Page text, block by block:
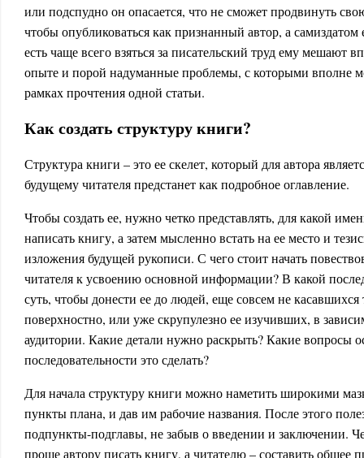
или подспудно он опасается, что не сможет продвинуть
чтобы опубликоваться как признанный автор, а самиздатом
есть чаще всего взяться за писательский труд ему мешают
опыте и порой надуманные проблемы, с которыми вполне
рамках прочтения одной статьи.
Как создать структуру книги?
Структура книги – это ее скелет, который для автора
будущему читателя предстанет как подробное оглавление.
Чтобы создать ее, нужно четко представлять, для какой
написать книгу, а затем мысленно встать на ее место и
изложения будущей рукописи. С чего стоит начать
читателя к усвоению основной информации? В какой
суть, чтобы донести ее до людей, еще совсем не
поверхностно, или уже скрупулезно ее изучивших, в
аудитории. Какие детали нужно раскрыть? Какие вопросы
последовательности это сделать?
Для начала структуру книги можно наметить широкими
пункты плана, и дав им рабочие названия. После этого
подпункты-подглавы, не забыв о введении и заключении.
проще автору писать книгу, а читателю – составить общее